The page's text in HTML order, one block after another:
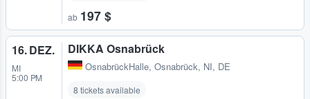
ab 197 $
16. DEZ.
MI
5:00 PM
DIKKA Osnabrück
OsnabrückHalle, Osnabrück, NI, DE
8 tickets available